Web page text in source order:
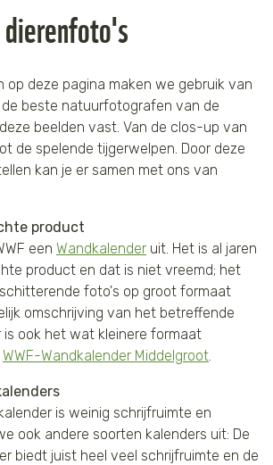
op deze pagina maken we gebruik van
beste natuurfotografen van de
beelden vast. Van de clos-up van
de spelende tijgerwelpen. Door deze
kan je er samen met ons van
product
een Wandkalender uit. Het is al jaren
product en dat is niet vreemd; het
foto's op groot formaat
omschrijving van het betreffende
is ook het wat kleinere formaat
WWF-Wandkalender Middelgroot
is weinig schrijfruimte en
ook andere soorten kalenders uit: De
biedt juist heel veel schrijfruimte en de